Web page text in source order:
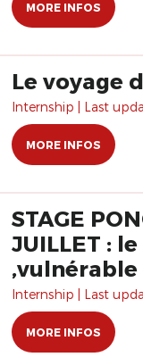
MORE INFOS
Le voyage
Internship | Last
MORE INFOS
STAGE
JUILLET :
Internship | Last
MORE INFOS